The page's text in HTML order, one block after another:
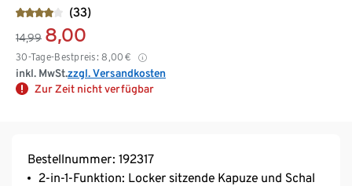
(33)
14,99 8,00
30-Tage-Bestpreis: 8,00 €
inkl. MwSt.zzgl. Versandkosten
Zur Zeit nicht verfügbar
Bestellnummer: 192317
2-in-1-Funktion: Locker sitzende Kapuze und Schal